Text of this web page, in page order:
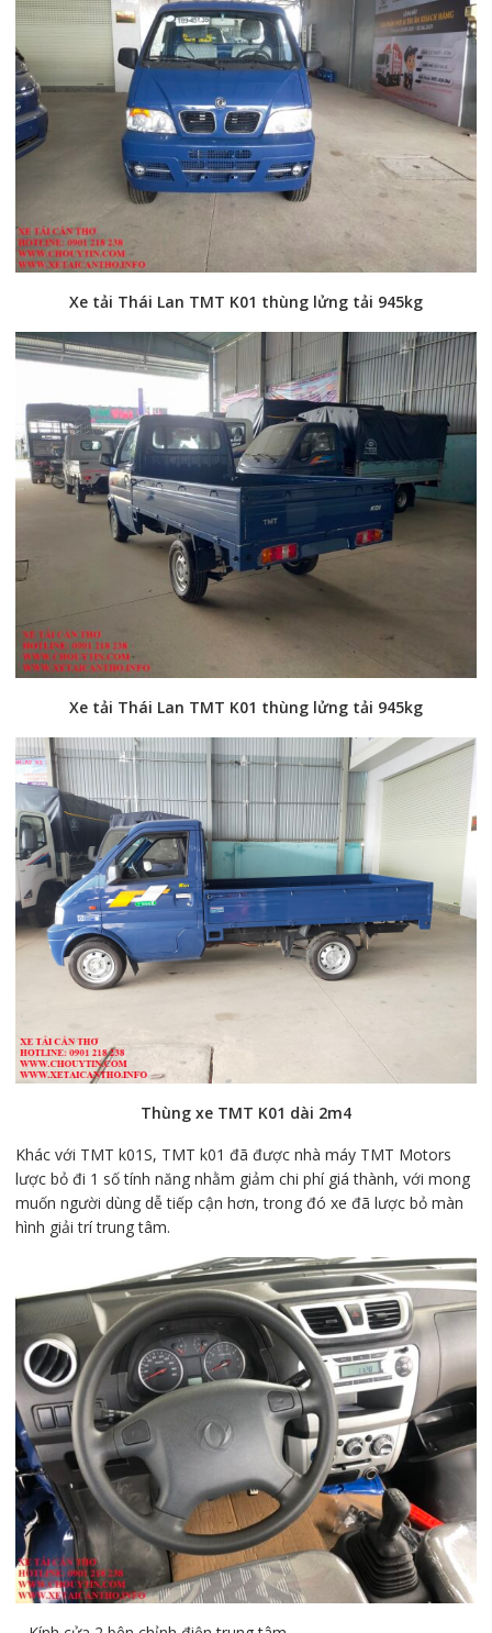
Xe tải Thái Lan TMT K01 thùng lửng tải 945kg
Xe tải Thái Lan TMT K01 thùng lửng tải 945kg
Thùng xe TMT K01 dài 2m4
Khác với TMT k01S, TMT k01 đã được nhà máy TMT Motors
lược bỏ đi 1 số tính năng nhằm giảm chi phí giá thành, với mong
muốn người dùng dễ tiếp cận hơn, trong đó xe đã lược bỏ màn
hình giải trí trung tâm.